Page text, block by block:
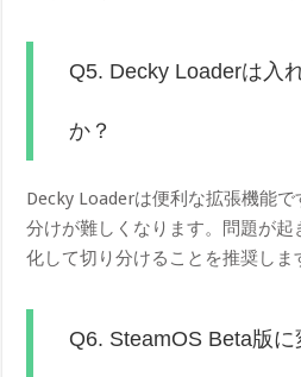
Q5. Decky Loaderは入
か？
Decky Loaderは便利な拡張機能
分けが難しくなります。問題が
化して切り分けることを推奨しま
Q6. SteamOS Beta版